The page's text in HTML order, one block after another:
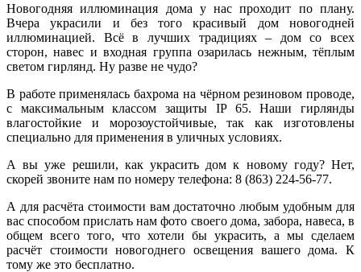
Новогодняя иллюминация дома у нас проходит по плану.
Вчера украсили и без того красивый дом новогодней
иллюминацией. Всё в лучших традициях – дом со всех
сторон, навес и входная группа озарилась нежным, тёплым
светом гирлянд. Ну разве не чудо?
В работе применялась бахрома на чёрном резиновом проводе,
с максимальным классом защиты IP 65. Наши гирлянды
влагостойкие и морозоустойчивые, так как изготовлены
специально для применения в уличных условиях.
А вы уже решили, как украсить дом к новому году? Нет,
скорей звоните нам по номеру телефона: 8 (863) 224-56-77.
А для расчёта стоимости вам достаточно любым удобным для
вас способом прислать нам фото своего дома, забора, навеса, в
общем всего того, что хотели бы украсить, а мы сделаем
расчёт стоимости новогоднего освещения вашего дома. К
тому же это бесплатно.